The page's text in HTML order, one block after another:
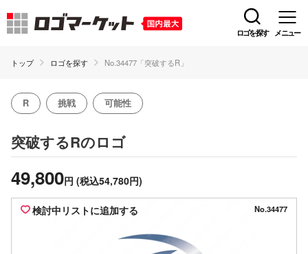
ロゴを探す メニュー
トップ ロゴを探す No.34477「突破するR」
R 挑戦 可能性
突破するRのロゴ
49,800円 (税込54,780円)
検討中リストに追加する No.34477